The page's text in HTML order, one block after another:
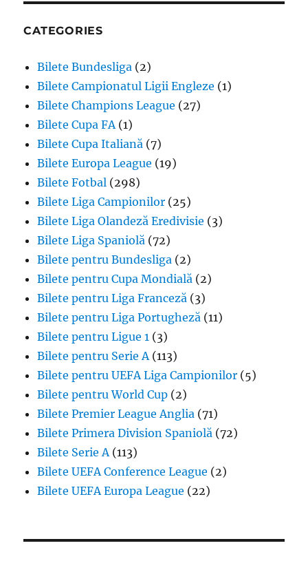
CATEGORIES
Bilete Bundesliga (2)
Bilete Campionatul Ligii Engleze (1)
Bilete Champions League (27)
Bilete Cupa FA (1)
Bilete Cupa Italiană (7)
Bilete Europa League (19)
Bilete Fotbal (298)
Bilete Liga Campionilor (25)
Bilete Liga Olandeză Eredivisie (3)
Bilete Liga Spaniolă (72)
Bilete pentru Bundesliga (2)
Bilete pentru Cupa Mondială (2)
Bilete pentru Liga Franceză (3)
Bilete pentru Liga Portugheză (11)
Bilete pentru Ligue 1 (3)
Bilete pentru Serie A (113)
Bilete pentru UEFA Liga Campionilor (5)
Bilete pentru World Cup (2)
Bilete Premier League Anglia (71)
Bilete Primera Division Spaniolă (72)
Bilete Serie A (113)
Bilete UEFA Conference League (2)
Bilete UEFA Europa League (22)